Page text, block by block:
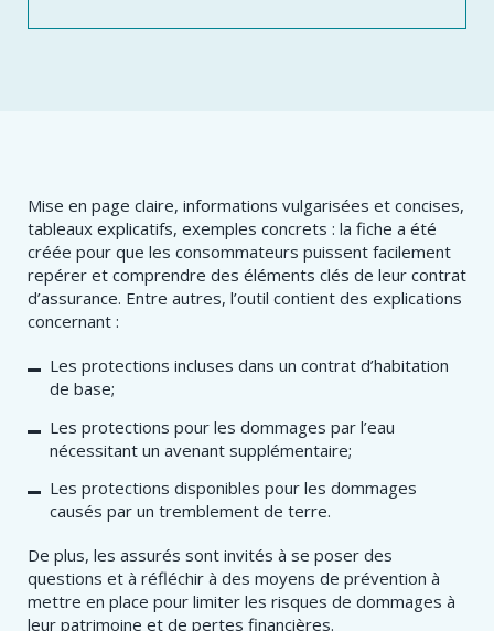
Mise en page claire, informations vulgarisées et concises,
tableaux explicatifs, exemples concrets : la fiche a été
créée pour que les consommateurs puissent facilement
repérer et comprendre des éléments clés de leur contrat
d’assurance. Entre autres, l’outil contient des explications
concernant :
Les protections incluses dans un contrat d’habitation
de base;
Les protections pour les dommages par l’eau
nécessitant un avenant supplémentaire;
Les protections disponibles pour les dommages
causés par un tremblement de terre.
De plus, les assurés sont invités à se poser des
questions et à réfléchir à des moyens de prévention à
mettre en place pour limiter les risques de dommages à
leur patrimoine et de pertes financières.